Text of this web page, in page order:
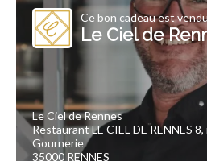
Ce bon cadeau est
Le Ciel de
Le Ciel de Rennes
Restaurant LE CIEL DE RENNES
Gournerie
35000 RENNES